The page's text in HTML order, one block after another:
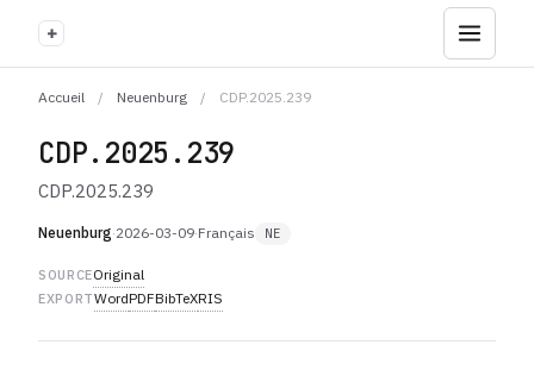
+
Accueil / Neuenburg / CDP.2025.239
CDP.2025.239
CDP.2025.239
Neuenburg·2026-03-09·Français NE
SOURCEOriginal
EXPORTWordPDFBibTeXRIS